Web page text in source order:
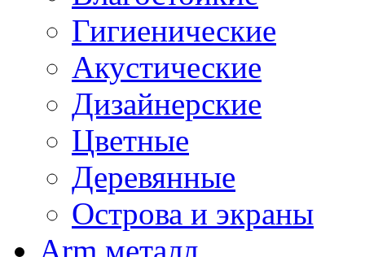
Гигиенические
Акустические
Дизайнерские
Цветные
Деревянные
Острова и экраны
Arm металл